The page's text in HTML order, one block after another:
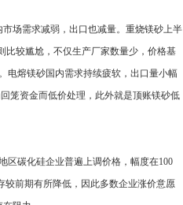
场需求减弱，出口也减量。重烧镁砂上半
比较尴尬，不仅生产厂家数量少，价格基
电熔镁砂国内需求持续疲软，出口量小幅
笼资金而低价处理，此外就是顶账镁砂低
区碳化硅企业普遍上调价格，幅度在100
较前期有所降低，因此多数企业涨价意愿